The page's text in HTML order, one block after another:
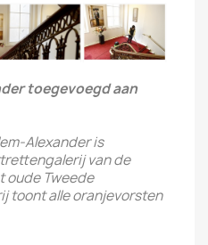
toegevoegd aan
Alexander is
van de
oude Tweede
toont alle oranjevorsten